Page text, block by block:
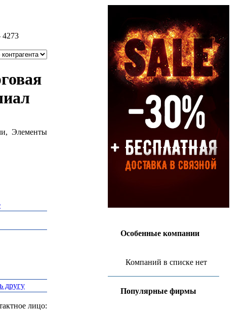
4273
Элементы
другу
лицо:
Особенные компании
Компаний в списке нет
Популярные фирмы